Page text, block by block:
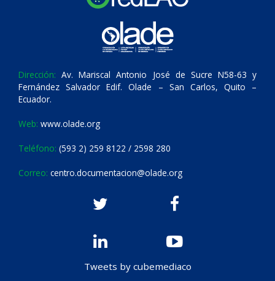
Dirección: Av. Mariscal Antonio José de Sucre N58-63 y
Fernández Salvador Edif. Olade – San Carlos, Quito –
Ecuador.
Web: www.olade.org
Teléfono: (593 2) 259 8122 / 2598 280
Correo: centro.documentacion@olade.org
Tweets by cubemediaco